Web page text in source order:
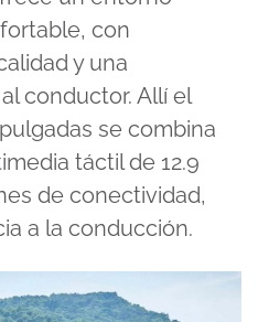
con
y una
conductor. Allí el
se combina
táctil de 12.9
de conectividad,
a la conducción.